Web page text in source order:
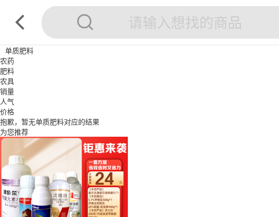
单质肥料
农药
肥料
农具
销量
人气
价格
抱歉，暂无单质肥料对应的结果
为您推荐